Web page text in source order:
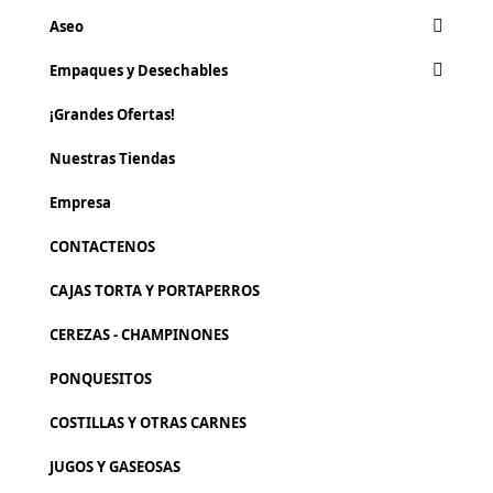
Aseo
Empaques y Desechables
¡Grandes Ofertas!
Nuestras Tiendas
Empresa
CONTACTENOS
CAJAS TORTA Y PORTAPERROS
CEREZAS - CHAMPINONES
PONQUESITOS
COSTILLAS Y OTRAS CARNES
JUGOS Y GASEOSAS